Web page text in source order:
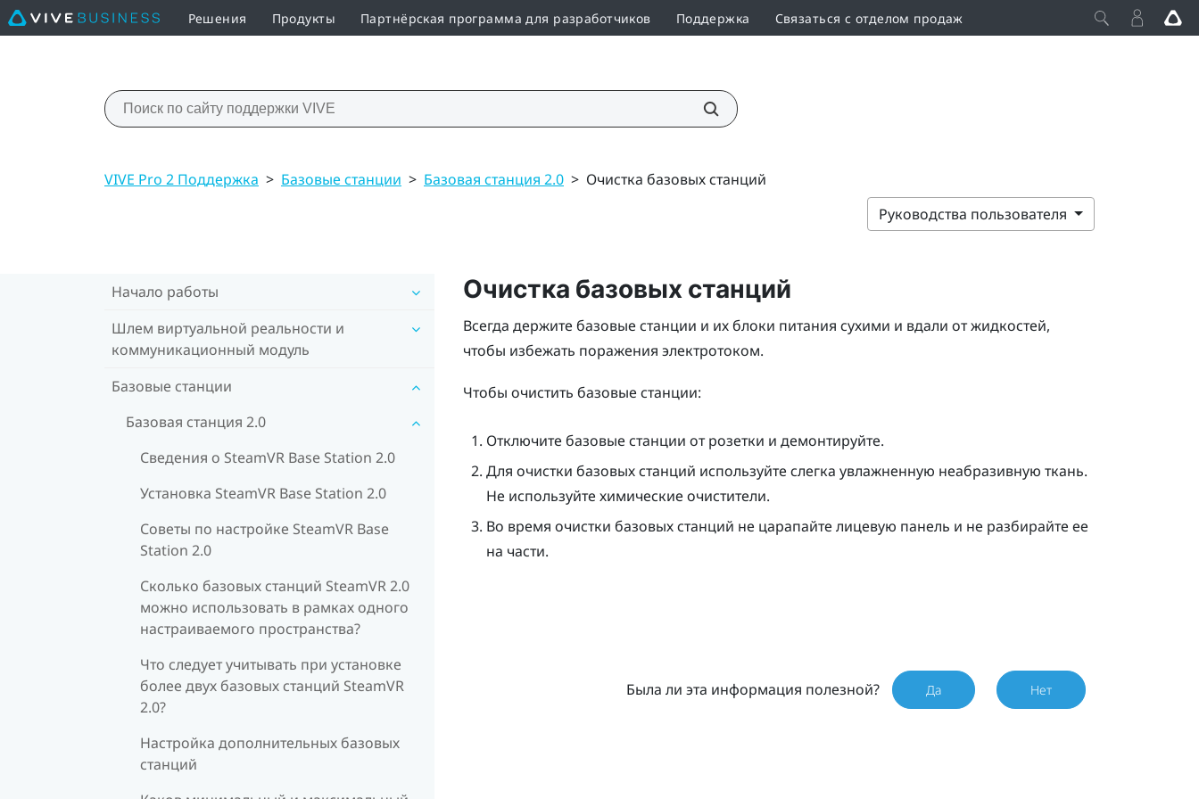
Решения Продукты Партнёрская программа для разработчиков Поддержка Связаться с отделом продаж
VIVE Pro 2 Поддержка > Базовые станции > Базовая станция 2.0 > Очистка базовых станций
Руководства пользователя
Начало работы
Шлем виртуальной реальности и
коммуникационный модуль
Базовые станции
Базовая станция 2.0
Сведения о SteamVR Base Station 2.0
Установка SteamVR Base Station 2.0
Советы по настройке SteamVR Base
Station 2.0
Сколько базовых станций SteamVR 2.0
можно использовать в рамках одного
настраиваемого пространства?
Что следует учитывать при установке
более двух базовых станций SteamVR
2.0?
Настройка дополнительных базовых
станций
Очистка базовых станций
Всегда держите базовые станции и их блоки питания сухими и вдали от жидкостей,
чтобы избежать поражения электротоком.
Чтобы очистить базовые станции:
Отключите базовые станции от розетки и демонтируйте.
Для очистки базовых станций используйте слегка увлажненную неабразивную ткань.
Не используйте химические очистители.
Во время очистки базовых станций не царапайте лицевую панель и не разбирайте ее
на части.
Была ли эта информация полезной? Да Нет